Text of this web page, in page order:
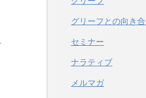
グリーフとの向き
セミナー
ナラティブ
メルマガ